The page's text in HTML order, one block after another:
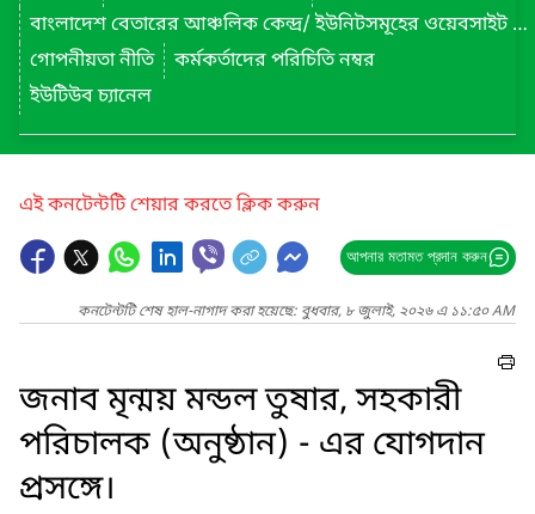
বাংলাদেশ বেতারের আঞ্চলিক কেন্দ্র/ ইউনিটসমূহের ওয়েবসাইট লিংক
গোপনীয়তা নীতি
কর্মকর্তাদের পরিচিতি নম্বর
ইউটিউব চ্যানেল
এই কনটেন্টটি শেয়ার করতে ক্লিক করুন
আপনার মতামত প্রদান করুন
কনটেন্টটি শেষ হাল-নাগাদ করা হয়েছে: বুধবার, ৮ জুলাই, ২০২৬ এ ১১:৫০ AM
জনাব মৃন্ময় মন্ডল তুষার, সহকারী
পরিচালক (অনুষ্ঠান) - এর যোগদান
প্রসঙ্গে।